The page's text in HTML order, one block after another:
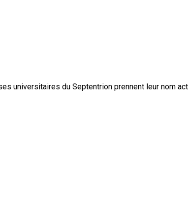
universitaires du Septentrion prennent leur nom